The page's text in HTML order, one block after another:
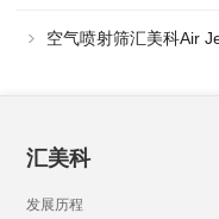
PK05101014
空气喷射筛汇美科Air
PKA-FUL-0515
汇美科
发展历程